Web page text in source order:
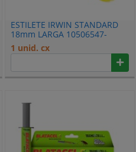
ESTILETE IRWIN STANDARD
18mm LARGA 10506547-
1 unid. cx